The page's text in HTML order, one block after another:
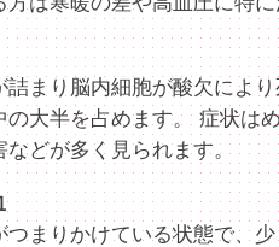
詰まり脳内細胞が酸欠によ
の大半を占めます。 症状は
などが多く見られます。
つまりかけている状態で、